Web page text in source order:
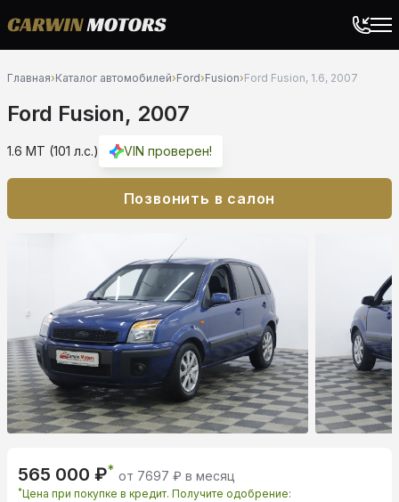
Главная›Каталог автомобилей›Ford›Fusion›Ford Fusion, 1.6, 2007
Ford Fusion, 2007
1.6 MT (101 л.с.) VIN проверен!
Позвонить в салон
565 000 ₽* от 7697 ₽ в месяц
*Цена при покупке в кредит. Получите одобрение: